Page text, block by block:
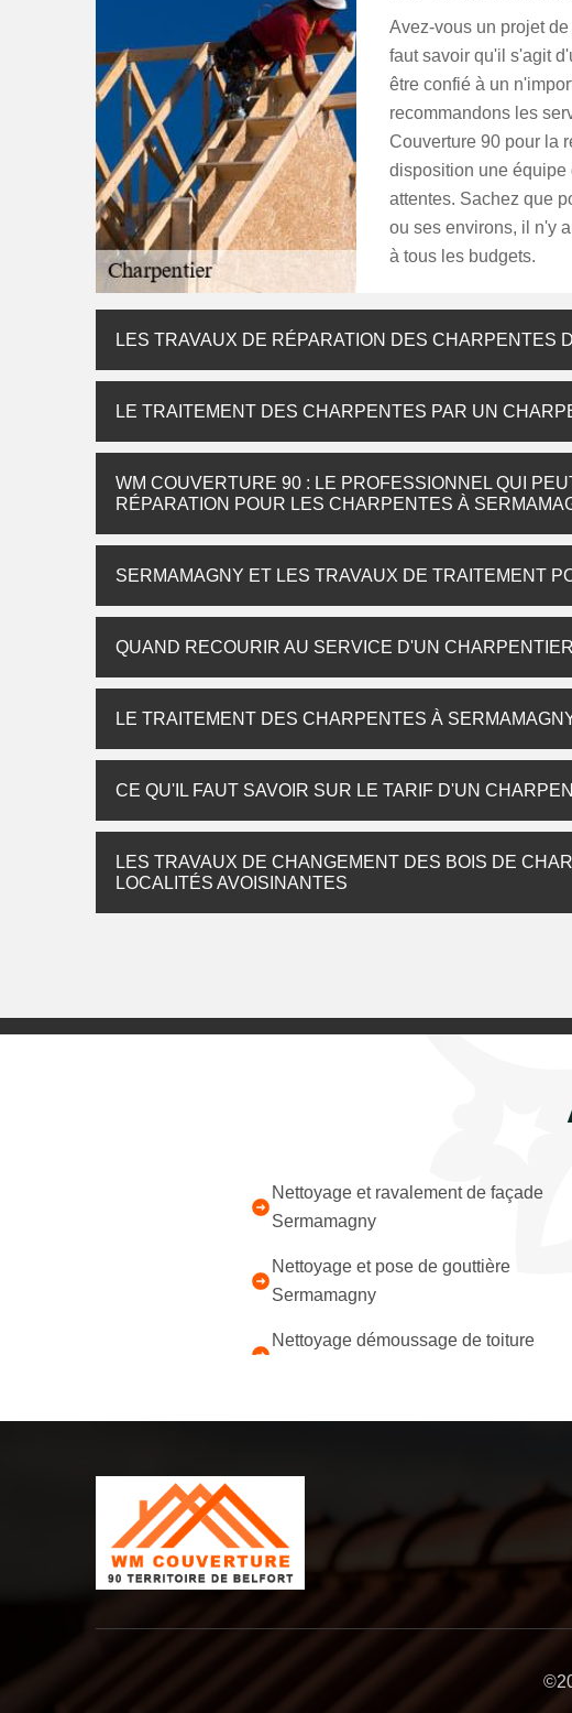
Avez-vous un projet de
faut savoir qu'il s'agit
être confié à un
recommandons les
Couverture 90 pour la
disposition une équipe
attentes. Sachez que
ou ses environs, il n'y
à tous les budgets.
LES TRAVAUX DE RÉPARATION DES CHARPENTES
LE TRAITEMENT DES CHARPENTES PAR UN
WM COUVERTURE 90 : LE PROFESSIONNEL QUI
RÉPARATION POUR LES CHARPENTES À
SERMAMAGNY ET LES TRAVAUX DE TRAITEMENT
QUAND RECOURIR AU SERVICE D'UN
LE TRAITEMENT DES CHARPENTES À
CE QU'IL FAUT SAVOIR SUR LE TARIF D'UN
LES TRAVAUX DE CHANGEMENT DES BOIS DE
LOCALITÉS AVOISINANTES
Nettoyage et ravalement de façade
Sermamagny
Nettoyage et pose de gouttière
Sermamagny
Nettoyage démoussage de toiture